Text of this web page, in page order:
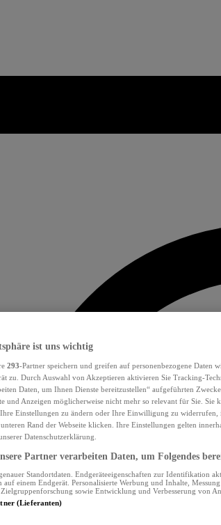
ist uns wichtig
293-Partner speichern und greifen auf personenbezogene Daten
zu. Durch Auswahl von Akzeptieren aktivieren Sie Tracking-
Daten, um Ihnen Dienste bereitzustellen“ aufgeführten
und Anzeigen möglicherweise nicht mehr so relevant für Sie. Sie
Einstellungen zu ändern oder Ihre Einwilligung zu widerrufen,
Rand der Webseite klicken. Ihre Einstellungen gelten
Datenschutzerklärung.
Partner verarbeiten Daten, um Folgendes
Standortdaten. Endgeräteeigenschaften zur Identifikation
einem Endgerät. Personalisierte Werbung und Inhalte,
sowie Entwicklung und Verbesserung von
(Lieferanten)